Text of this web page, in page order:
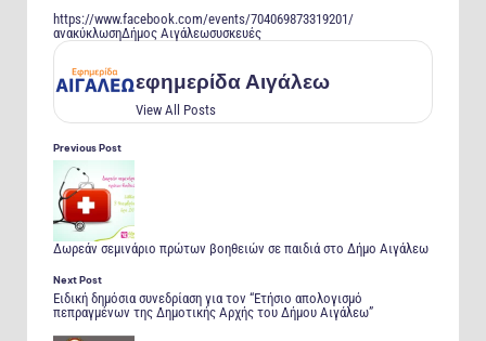
https://www.facebook.com/events/704069873319201/
Tags:
ανακύκλωσηΔήμος Αιγάλεωσυσκευές
εφημερίδα Αιγάλεω
View All Posts
Post
navigation
Previous Post
Δωρεάν σεμινάριο πρώτων βοηθειών σε παιδιά στο Δήμο Αιγάλεω
Next Post
Ειδική δημόσια συνεδρίαση για τον “Ετήσιο απολογισμό
πεπραγμένων της Δημοτικής Αρχής του Δήμου Αιγάλεω”